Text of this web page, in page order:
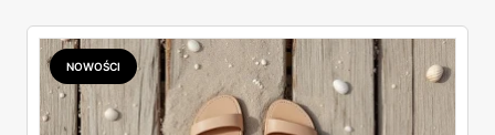
NOWOŚCI